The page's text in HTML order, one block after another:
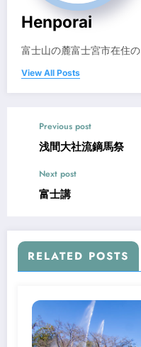
Henporai
富士山の麓富士宮市在住
View All Posts
Previous post
浅間大社流鏑馬祭
Next post
富士講
RELATED POSTS